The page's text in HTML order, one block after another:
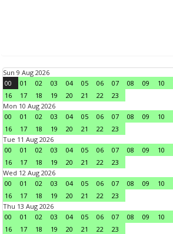
Sun 9 Aug 2026
00
01 02 03 04 05 06 07 08 09 10
16
17 18 19 20 21 22
23
Mon 10 Aug 2026
00
01 02 03 04 05 06 07 08 09 10
16
17 18 19 20 21 22
23
Tue 11 Aug 2026
00
01 02 03 04 05 06 07 08 09 10
16
17 18 19 20 21 22
23
Wed 12 Aug 2026
00
01 02 03 04 05 06 07 08 09 10
16
17 18 19 20 21 22
23
Thu 13 Aug 2026
00
01 02 03 04 05 06 07 08 09 10
16
17 18 19 20 21 22
23